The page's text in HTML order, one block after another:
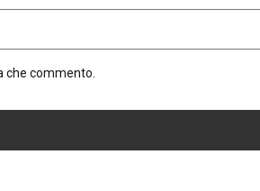
che commento.